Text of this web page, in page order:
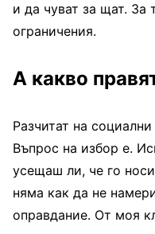
и да чуват за щат. За
ограничения.
А какво
Разчитат на
Въпрос на избор е.
усещаш ли, че го
няма как да не
оправдание. От моя